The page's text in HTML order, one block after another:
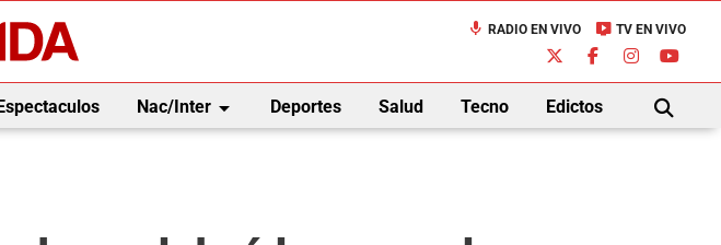
mic RADIO EN VIVO live_tv TV EN VIVO
Nac/Interarrow_drop_down Deportes Salud Tecno Edictos
BUSCAR